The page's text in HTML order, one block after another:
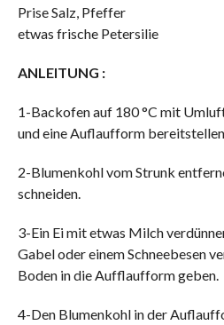
Prise Salz, Pfeffer
etwas frische Petersilie
ANLEITUNG :
1-Backofen auf 180 °C mit
und eine Auflaufform bereitstellen.
2-Blumenkohl vom Strunk
schneiden.
3-Ein Ei mit etwas Milch
Gabel oder einem Schneebesen
Boden in die Aufflaufform geben.
4-Den Blumenkohl in der